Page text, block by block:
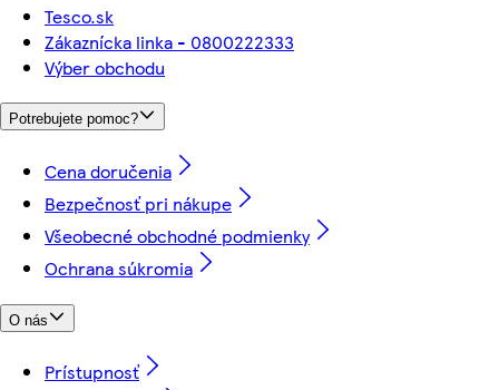
Tesco.sk
Zákaznícka linka - 0800222333
Výber obchodu
Potrebujete pomoc?
Cena doručenia
Bezpečnosť pri nákupe
Všeobecné obchodné podmienky
Ochrana súkromia
O nás
Prístupnosť